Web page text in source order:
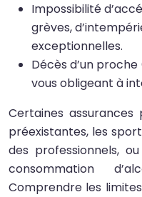
Impossibilité
grèves,
exceptionnelles.
Décès d’un
vous obligeant à
Certaines
préexistantes, les
des professionnels,
consommation
Comprendre les